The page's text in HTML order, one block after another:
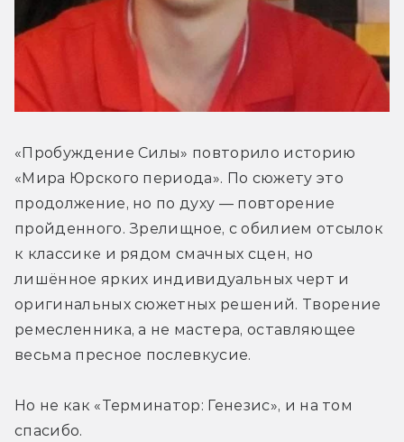
«Пробуждение Силы» повторило историю
«Мира Юрского периода». По сюжету это
продолжение, но по духу — повторение
пройденного. Зрелищное, с обилием отсылок
к классике и рядом смачных сцен, но
лишённое ярких индивидуальных черт и
оригинальных сюжетных решений. Творение
ремесленника, а не мастера, оставляющее
весьма пресное послевкусие.
Но не как «Терминатор: Генезис», и на том
спасибо.